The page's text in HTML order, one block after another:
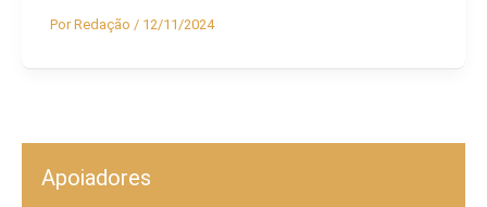
PorRedação / 12/11/2024
Apoiadores